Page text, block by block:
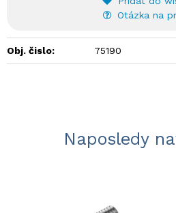
Otázka na
Obj. čislo: 75190
Naposledy